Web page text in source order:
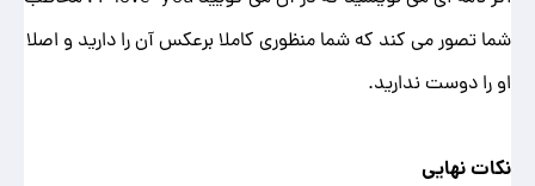
شما تصور می کند که شما منظوری کاملا برعکس آن را دارید و اصلا
او را دوست ندارید.
نکات نهایی